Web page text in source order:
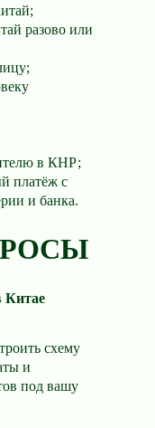
разово или
в КНР;
платёж с
и банка.
Китае
схему
и
под вашу